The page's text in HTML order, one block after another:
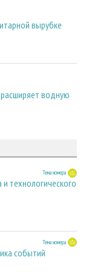
вырубке
водную
Тема номера
технологического
Тема номера
событий